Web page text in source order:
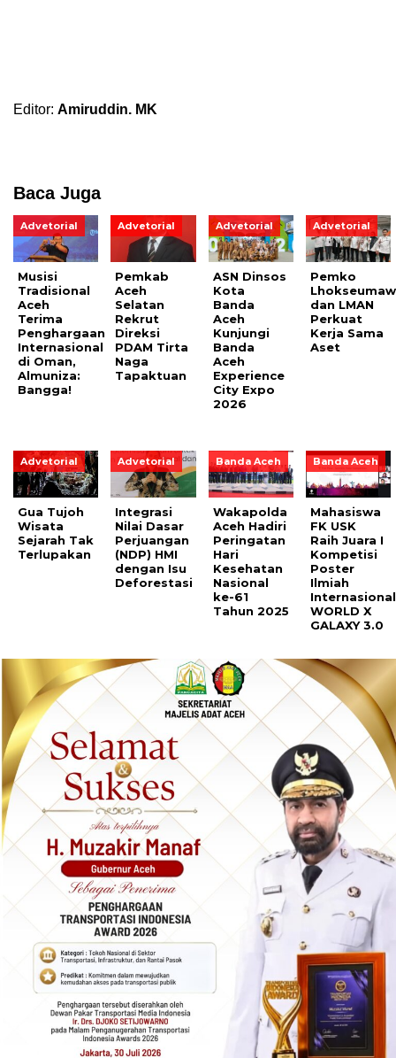
Editor: Amiruddin. MK
Baca Juga
Advetorial
Musisi
Tradisional
Aceh
Terima
Penghargaan
Internasional
di Oman,
Almuniza:
Bangga!
Advetorial
Pemkab
Aceh
Selatan
Rekrut
Direksi
PDAM Tirta
Naga
Tapaktuan
Advetorial
ASN Dinsos
Kota
Banda
Aceh
Kunjungi
Banda
Aceh
Experience
City Expo
2026
Advetorial
Pemko
dan LMAN
Perkuat
Kerja Sama
Aset
Advetorial
Gua Tujoh
Wisata
Sejarah Tak
Terlupakan
Advetorial
Integrasi
Nilai Dasar
Perjuangan
(NDP) HMI
dengan Isu
Deforestasi
Banda Aceh
Wakapolda
Aceh Hadiri
Peringatan
Hari
Kesehatan
Nasional
ke-61
Tahun 2025
Banda Aceh
Mahasiswa
FK USK
Raih Juara I
Kompetisi
Poster
Ilmiah
Internasional
WORLD X
GALAXY 3.0